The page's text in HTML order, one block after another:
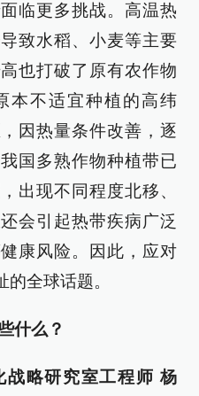
临更多挑战。高温热
致水稻、小麦等主要
也打破了原有农作物
本不适宜种植的高纬
因热量条件改善，逐
国多熟作物种植带已
出现不同程度北移、
会引起热带疾病广泛
康风险。因此，应对
全球话题。
什么？
战略研究室工程师 杨